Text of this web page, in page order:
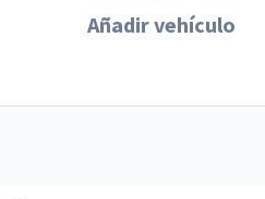
Añadir vehículo